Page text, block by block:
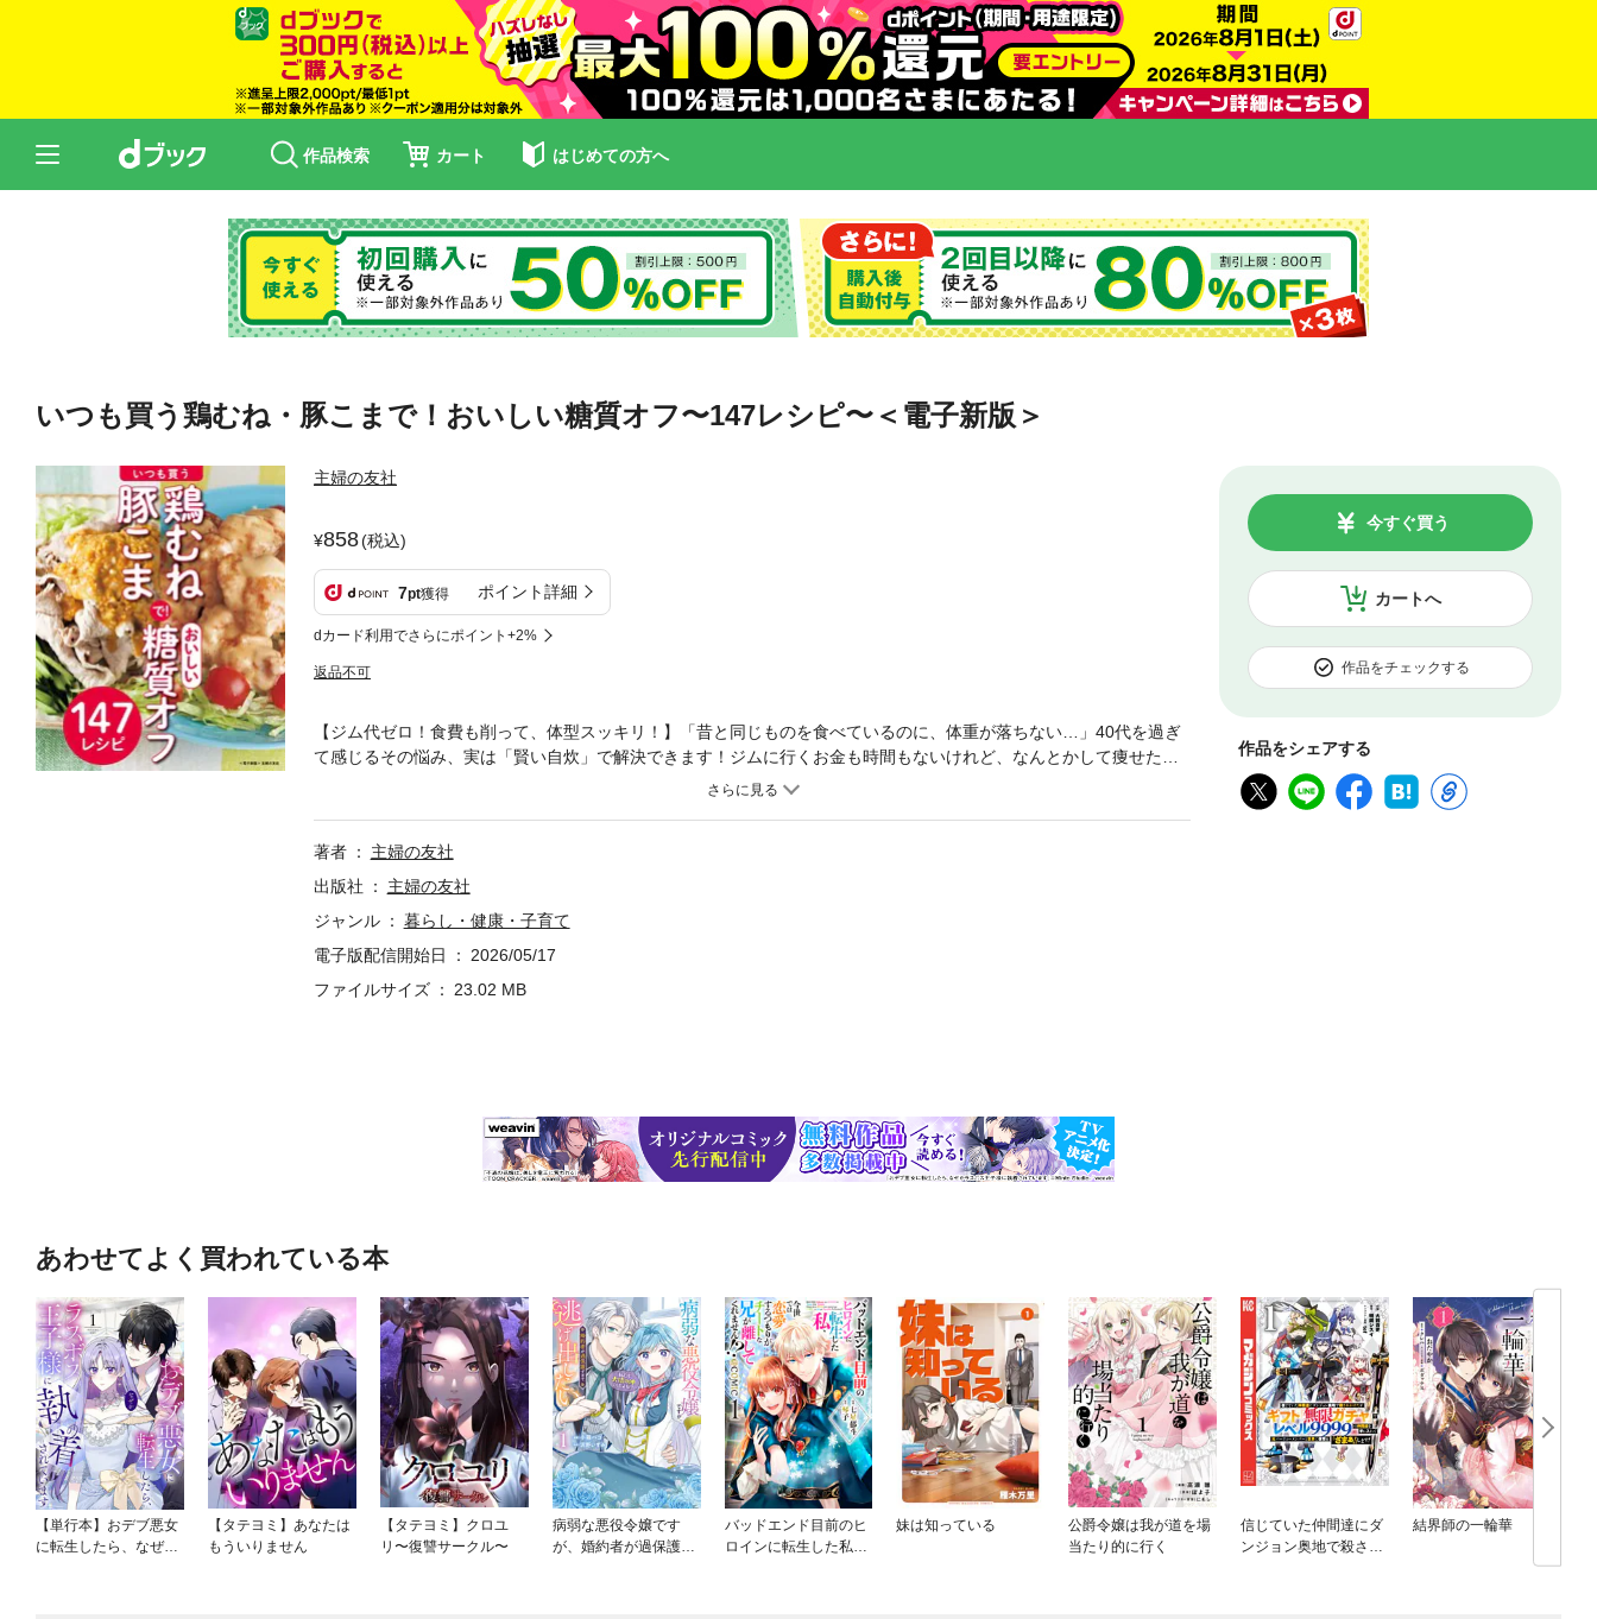
作品検索 カート はじめての方へ
いつも買う鶏むね・豚こまで！おいしい糖質オフ〜147レシピ〜＜電子新版＞
主婦の友社
858(税込)
7pt獲得 ポイント詳細
dカード利用でさらにポイント+2%
返品不可
カートへ
今すぐ買う
作品をチェックする
作品をシェアする
【ジム代ゼロ！食費も削って、体型スッキリ！】「昔と同じものを食べているのに、体重が落ちない…」40代を過ぎ
て感じるその悩み、実は「賢い自炊」で解決できます！ジムに行くお金も時間もないけれど、なんとかして痩せた
い。そんなあなたの強い味方が、スーパーの特売でおなじみの「鶏むね肉」と「豚こま肉」です。「ダイエットって
い得コンビ」だけで絶品糖質オフ。(2)挫折させない工夫満載！： 「パサつく」「マンネリ」を解消する、しっとり調
理術＆ボリュームアップ技が満載。(3)全レシピ糖質量表示： 面倒な計算は不要。選ぶだけで健康的な食事管理がスタ
もう卒業。今日から「おいしく食べて、賢く痩せる」ポジティブな新生活、始めてみませんか？※この本は2017年8月
刊行の「いつも買う鶏むね・豚こまで！おいしい糖質オフ」の内容を元に、タイトル・デザインを新たにしたもので
す。
著者
主婦の友社
出版社
主婦の友社
ジャンル
暮らし・健康・子育て
電子版配信開始日
2026/05/17
ファイルサイズ
23.02 MB
あわせてよく買われている本
【単行本】おデブ悪女
に転生したら、なぜか
【タテヨミ】あなたは
もういりません
【タテヨミ】クロユ
リ〜復讐サークル〜
病弱な悪役令嬢です
が、婚約者が過保護す
バッドエンド目前のヒ
ロインに転生した私、
妹は知っている
公爵令嬢は我が道を場
当たり的に行く
信じていた仲間達にダ
ンジョン奥地で殺され
結界師の一輪華